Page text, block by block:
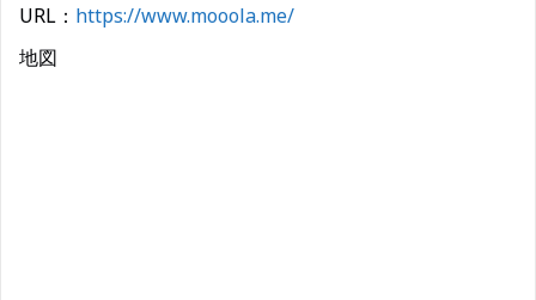
URL： https://www.mooola.me/
地図